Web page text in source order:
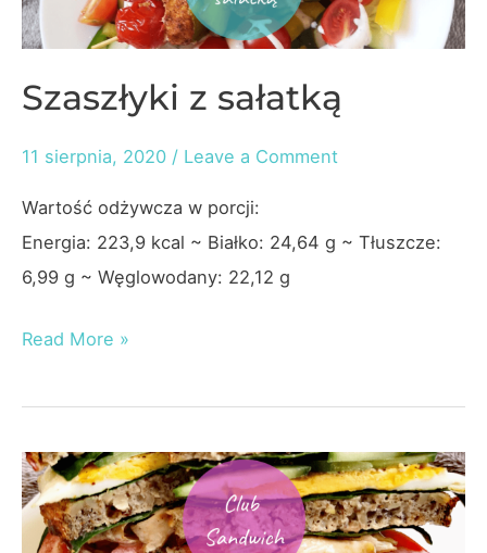
Szaszłyki z sałatką
11 sierpnia, 2020 / Leave a Comment
Wartość odżywcza w porcji:
Energia: 223,9 kcal ~ Białko: 24,64 g ~ Tłuszcze:
6,99 g ~ Węglowodany: 22,12 g
Szaszłyki
sałatką
Read More »